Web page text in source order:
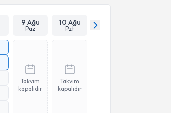
9 Ağu
Paz
10 Ağu
Pzt
Takvim
kapalıdır
Takvim
kapalıdır